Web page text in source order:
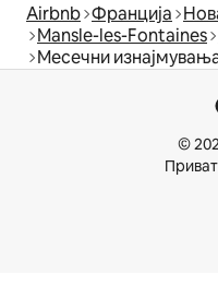
Airbnb Франција
Mansle-les-Fontaines
Месечни
©